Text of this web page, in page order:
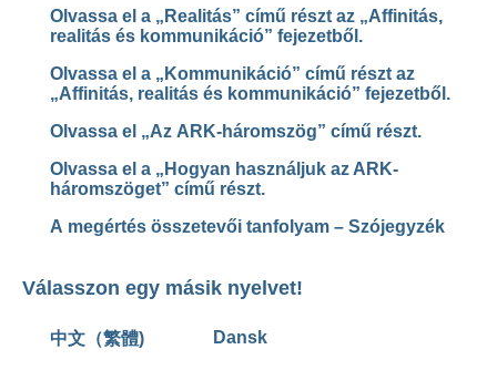
Olvassa el a „Realitás” című részt az „Affinitás,
realitás és kommunikáció” fejezetből.
Olvassa el a „Kommunikáció” című részt az
„Affinitás, realitás és kommunikáció” fejezetből.
Olvassa el „Az ARK-háromszög” című részt.
Olvassa el a „Hogyan használjuk az ARK-
háromszöget” című részt.
A megértés összetevői tanfolyam – Szójegyzék
Válasszon egy másik nyelvet!
中文（繁體) Dansk